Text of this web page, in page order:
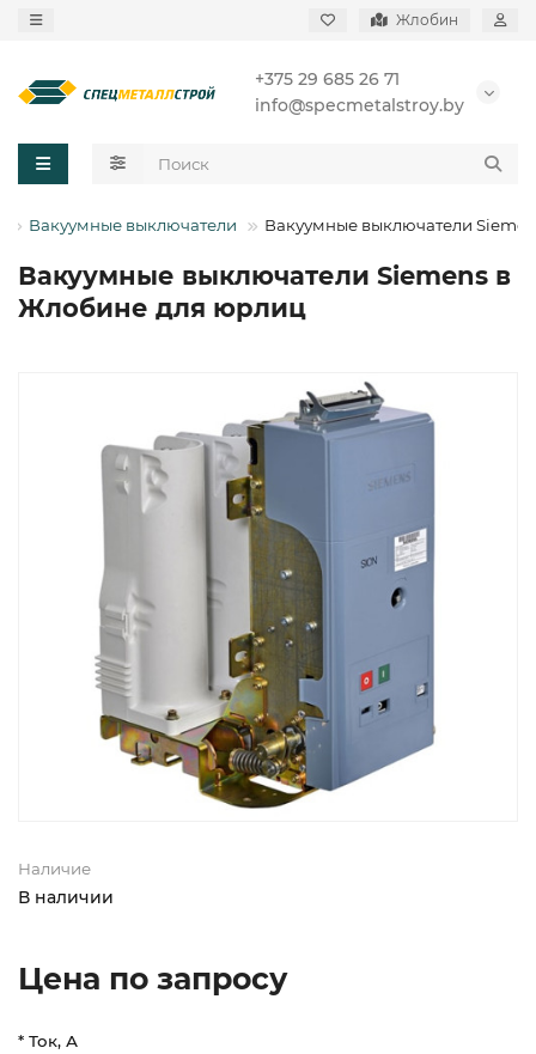
Жлобин
+375 29 685 26 71
info@specmetalstroy.by
Вакуумные выключатели Вакуумные выключатели
Вакуумные выключатели Siemens в
Жлобине для юрлиц
Наличие
В наличии
Цена по запросу
* Ток, А